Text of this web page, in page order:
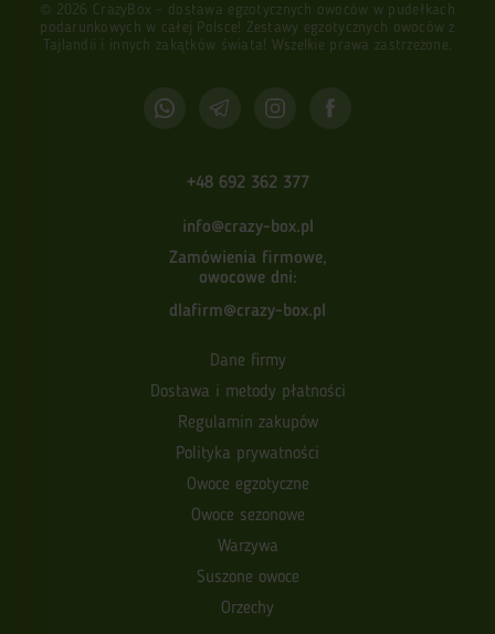
© 2026 CrazyBox - dostawa egzotycznych owoców w pudełkach
podarunkowych w całej Polsce! Zestawy egzotycznych owoców z
Tajlandii i innych zakątków świata! Wszelkie prawa zastrzeżone.
+48 692 362 377
info@crazy-box.pl
Zamówienia firmowe,
owocowe dni:
dlafirm@crazy-box.pl
Dane firmy
Dostawa i metody płatności
Regulamin zakupów
Polityka prywatności
Owoce egzotyczne
Owoce sezonowe
Warzywa
Suszone owoce
Orzechy